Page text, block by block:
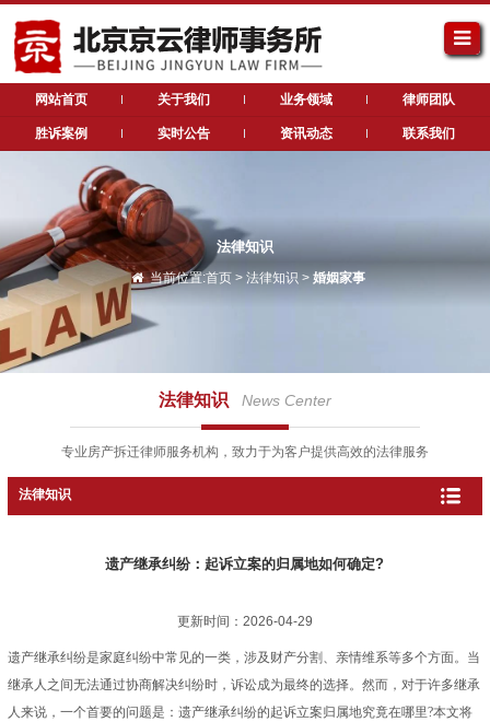
网站首页 关于我们 业务领域 律师团队
胜诉案例 实时公告 资讯动态 联系我们
法律知识
当前位置:首页> 法律知识 > 婚姻家事
法律知识 News Center
专业房产拆迁律师服务机构，致力于为客户提供高效的法律服务
法律知识
遗产继承纠纷：起诉立案的归属地如何确定?
更新时间：2026-04-29
遗产继承纠纷是家庭纠纷中常见的一类，涉及财产分割、亲情维系等多个方面。当
继承人之间无法通过协商解决纠纷时，诉讼成为最终的选择。然而，对于许多继承
人来说，一个首要的问题是：遗产继承纠纷的起诉立案归属地究竟在哪里?本文将